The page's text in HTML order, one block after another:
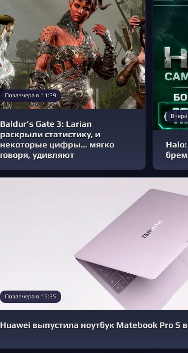
Позавчера в 11:29
Baldur’s Gate 3: Larian
раскрыли статистику, и
некоторые цифры… мягко
говоря, удивляют
Позавчера в 15:35
Huawei выпустила ноутбук Matebook Pro S